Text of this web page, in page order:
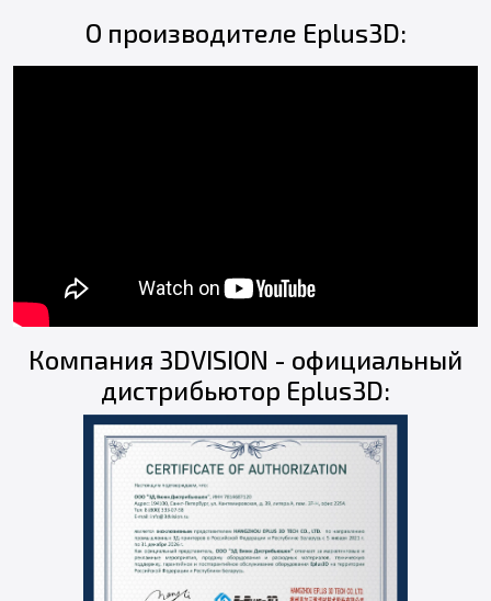
О производителе Eplus3D:
Компания 3DVISION - официальный
дистрибьютор Eplus3D: